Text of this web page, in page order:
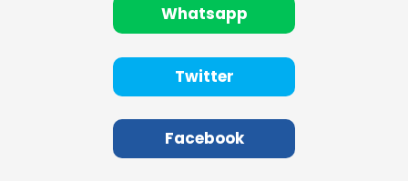
Whatsapp
Twitter
Facebook